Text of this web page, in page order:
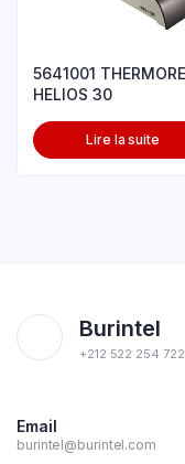
5641001 THERMORELIEUR
HELIOS 30
Lire la suite
Burintel
+212 522 254 722
Email
burintel@burintel.com